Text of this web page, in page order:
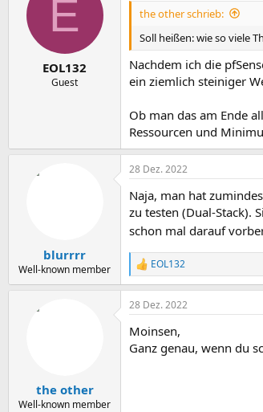
E
EOL132
Guest
the other schrieb:
Soll heißen: wie so viele
Nachdem ich die
ein ziemlich steiniger
Ob man das am Ende
Ressourcen und
blurrrr
Well-known member
28 Dez. 2022
Naja, man hat
zu testen (Dual-Stack).
schon mal darauf
R
e
a
k
i
o
EOL132
the other
Well-known member
28 Dez. 2022
Moinsen,
Ganz genau, wenn du